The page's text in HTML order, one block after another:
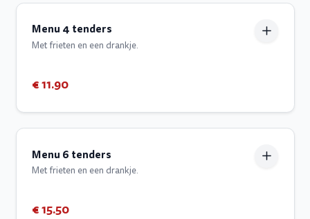
Menu 4 tenders
Met frieten en een drankje.
€ 11.90
Menu 6 tenders
Met frieten en een drankje.
€ 15.50